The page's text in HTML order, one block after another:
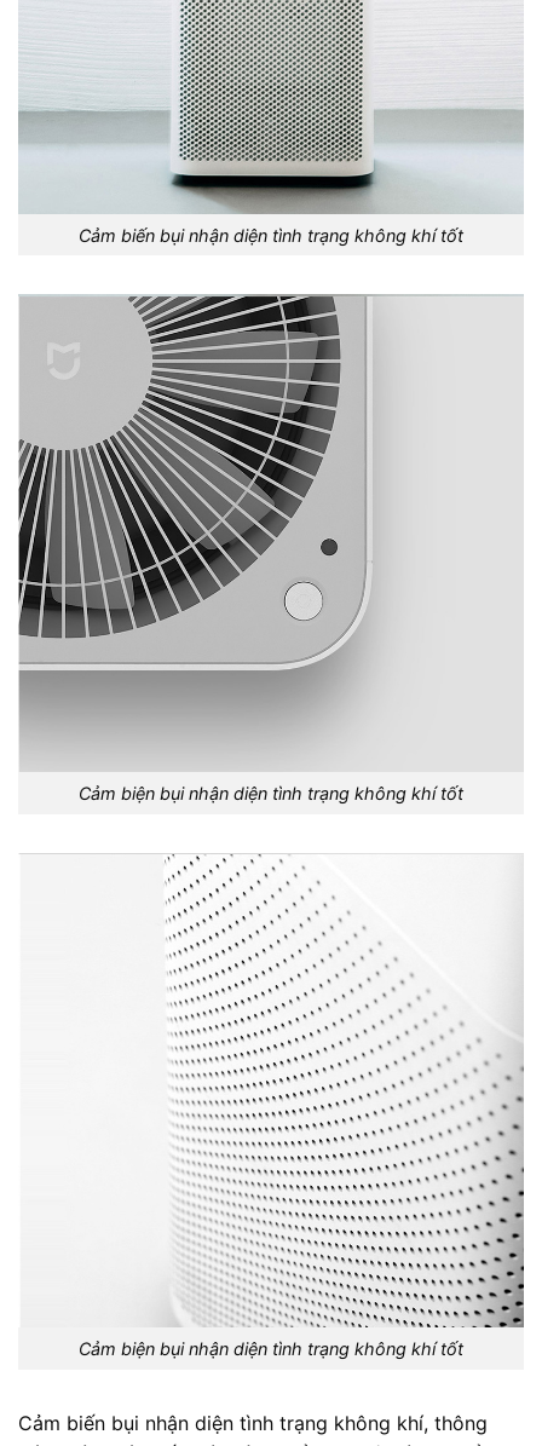
Cảm biến bụi nhận diện tình trạng không khí tốt
Cảm biện bụi nhận diện tình trạng không khí tốt
Cảm biện bụi nhận diện tình trạng không khí tốt
Cảm biến bụi nhận diện tình trạng không khí, thông